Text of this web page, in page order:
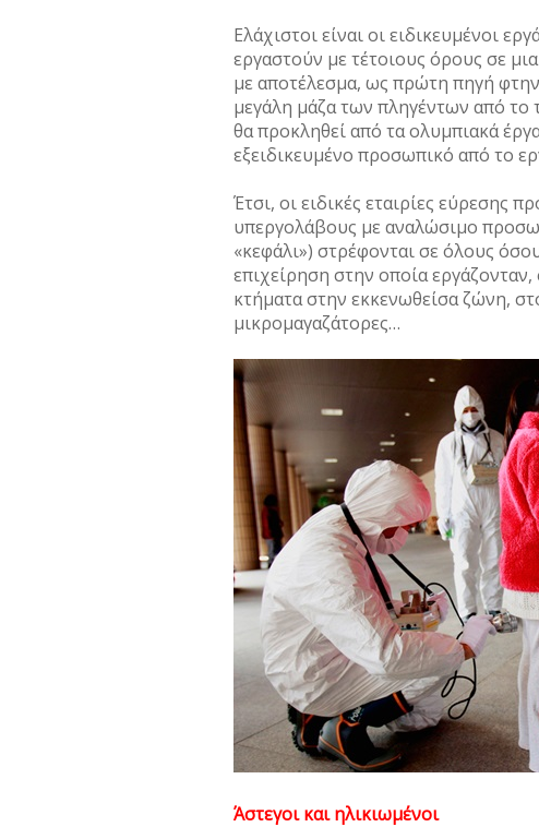
Ελάχιστοι είναι οι ειδικευμένοι
εργαστούν με τέτοιους όρους σε
με αποτέλεσμα, ως πρώτη πηγή
μεγάλη μάζα των πληγέντων από το
θα προκληθεί από τα ολυμπιακά
εξειδικευμένο προσωπικό από το
Έτσι, οι ειδικές εταιρίες
υπεργολάβους με αναλώσιμο
«κεφάλι») στρέφονται σε όλους
επιχείρηση στην οποία
κτήματα στην εκκενωθείσα ζώνη,
μικρομαγαζάτορες…
Άστεγοι και ηλικιωμένοι